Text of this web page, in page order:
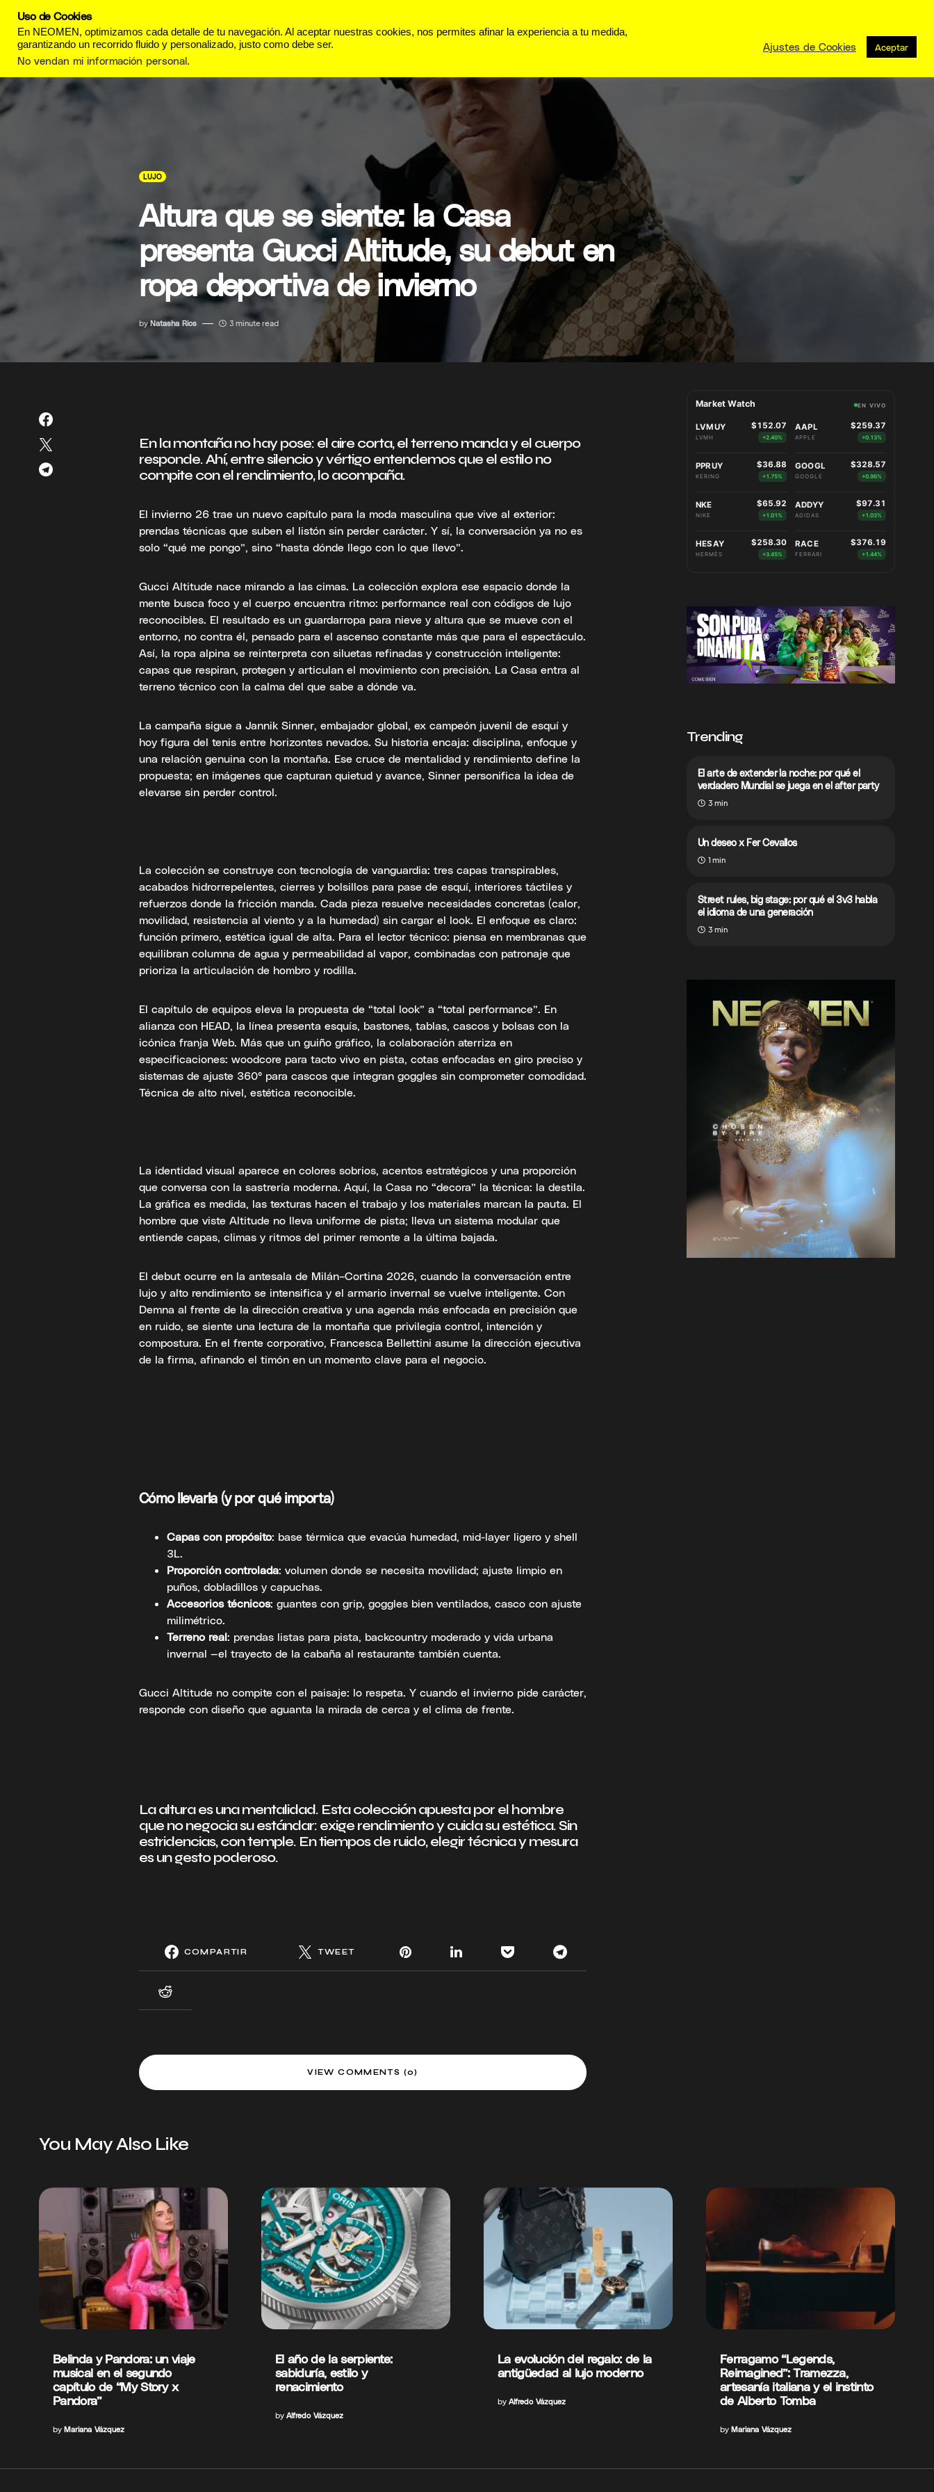
LUJO
Altura que se siente: la Casa
presenta Gucci Altitude, su debut en
ropa deportiva de invierno
by Natasha Rios 3 minute read
En la montaña no hay pose: el aire corta, el terreno manda y el cuerpo
responde. Ahí, entre silencio y vértigo entendemos que el estilo no
compite con el rendimiento, lo acompaña.
El invierno 26 trae un nuevo capítulo para la moda masculina que vive al exterior:
prendas técnicas que suben el listón sin perder carácter. Y sí, la conversación ya no es
solo “qué me pongo”, sino “hasta dónde llego con lo que llevo”.
Gucci Altitude nace mirando a las cimas. La colección explora ese espacio donde la
mente busca foco y el cuerpo encuentra ritmo: performance real con códigos de lujo
reconocibles. El resultado es un guardarropa para nieve y altura que se mueve con el
entorno, no contra él, pensado para el ascenso constante más que para el espectáculo.
Así, la ropa alpina se reinterpreta con siluetas refinadas y construcción inteligente:
capas que respiran, protegen y articulan el movimiento con precisión. La Casa entra al
terreno técnico con la calma del que sabe a dónde va.
La campaña sigue a Jannik Sinner, embajador global, ex campeón juvenil de esquí y
hoy figura del tenis entre horizontes nevados. Su historia encaja: disciplina, enfoque y
una relación genuina con la montaña. Ese cruce de mentalidad y rendimiento define la
propuesta; en imágenes que capturan quietud y avance, Sinner personifica la idea de
elevarse sin perder control.
La colección se construye con tecnología de vanguardia: tres capas transpirables,
acabados hidrorrepelentes, cierres y bolsillos para pase de esquí, interiores táctiles y
refuerzos donde la fricción manda. Cada pieza resuelve necesidades concretas (calor,
movilidad, resistencia al viento y a la humedad) sin cargar el look. El enfoque es claro:
función primero, estética igual de alta. Para el lector técnico: piensa en membranas que
equilibran columna de agua y permeabilidad al vapor, combinadas con patronaje que
prioriza la articulación de hombro y rodilla.
El capítulo de equipos eleva la propuesta de “total look” a “total performance”. En
alianza con HEAD, la línea presenta esquís, bastones, tablas, cascos y bolsas con la
icónica franja Web. Más que un guiño gráfico, la colaboración aterriza en
especificaciones: woodcore para tacto vivo en pista, cotas enfocadas en giro preciso y
sistemas de ajuste 360° para cascos que integran goggles sin comprometer comodidad.
Técnica de alto nivel, estética reconocible.
La identidad visual aparece en colores sobrios, acentos estratégicos y una proporción
que conversa con la sastrería moderna. Aquí, la Casa no “decora” la técnica: la destila.
La gráfica es medida, las texturas hacen el trabajo y los materiales marcan la pauta. El
hombre que viste Altitude no lleva uniforme de pista; lleva un sistema modular que
entiende capas, climas y ritmos del primer remonte a la última bajada.
El debut ocurre en la antesala de Milán–Cortina 2026, cuando la conversación entre
lujo y alto rendimiento se intensifica y el armario invernal se vuelve inteligente. Con
Demna al frente de la dirección creativa y una agenda más enfocada en precisión que
en ruido, se siente una lectura de la montaña que privilegia control, intención y
compostura. En el frente corporativo, Francesca Bellettini asume la dirección ejecutiva
de la firma, afinando el timón en un momento clave para el negocio.
Cómo llevarla (y por qué importa)
Capas con propósito: base térmica que evacúa humedad, mid-layer ligero y shell
3L.
Proporción controlada: volumen donde se necesita movilidad; ajuste limpio en
puños, dobladillos y capuchas.
Accesorios técnicos: guantes con grip, goggles bien ventilados, casco con ajuste
milimétrico.
Terreno real: prendas listas para pista, backcountry moderado y vida urbana
invernal —el trayecto de la cabaña al restaurante también cuenta.
Gucci Altitude no compite con el paisaje: lo respeta. Y cuando el invierno pide carácter,
responde con diseño que aguanta la mirada de cerca y el clima de frente.
La altura es una mentalidad. Esta colección apuesta por el hombre
que no negocia su estándar: exige rendimiento y cuida su estética. Sin
estridencias, con temple. En tiempos de ruido, elegir técnica y mesura
es un gesto poderoso.
COMPARTIR TWEET
VIEW COMMENTS (0)
Market Watch EN VIVO
LVMUY
LVMH
$152.07
+2.40%
AAPL
APPLE
$259.37
+0.13%
PPRUY
KERING
$36.88
+1.75%
GOOGL
GOOGLE
$328.57
+0.96%
NKE
NIKE
$65.92
+1.01%
ADDYY
ADIDAS
$97.31
+1.03%
HESAY
HERMÈS
$258.30
+3.45%
RACE
FERRARI
$376.19
+1.44%
Trending
El arte de extender la noche: por qué el
verdadero Mundial se juega en el after party
3 min
Un deseo x Fer Cevallos
1 min
Street rules, big stage: por qué el 3v3 habla
el idioma de una generación
3 min
You May Also Like
Belinda y Pandora: un viaje
musical en el segundo
capítulo de “My Story x
Pandora”
by Mariana Vázquez
El año de la serpiente:
sabiduría, estilo y
renacimiento
by Alfredo Vázquez
La evolución del regalo: de la
antigüedad al lujo moderno
by Alfredo Vázquez
Ferragamo “Legends,
Reimagined”: Tramezza,
artesanía italiana y el instinto
de Alberto Tomba
by Mariana Vázquez
Uso de Cookies
En NEOMEN, optimizamos cada detalle de tu navegación. Al aceptar nuestras cookies, nos permites afinar la experiencia a tu medida,
garantizando un recorrido fluido y personalizado, justo como debe ser.
No vendan mi información personal.
Ajustes de Cookies Aceptar